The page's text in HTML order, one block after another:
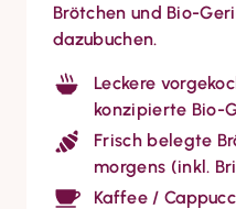
Brötchen und Bio-
dazubuchen.
Leckere
konzipierte Bio-
Frisch belegte
morgens (inkl.
Kaffee /